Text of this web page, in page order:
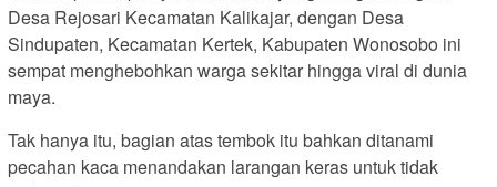
Desa Rejosari Kecamatan Kalikajar, dengan Desa
Sindupaten, Kecamatan Kertek, Kabupaten Wonosobo ini
sempat menghebohkan warga sekitar hingga viral di dunia
maya.
Tak hanya itu, bagian atas tembok itu bahkan ditanami
pecahan kaca menandakan larangan keras untuk tidak